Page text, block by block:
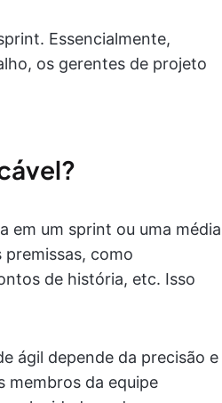
Essencialmente,
os gerentes de projeto
em um sprint ou uma média
premissas, como
de história, etc. Isso
ágil depende da precisão e
membros da equipe